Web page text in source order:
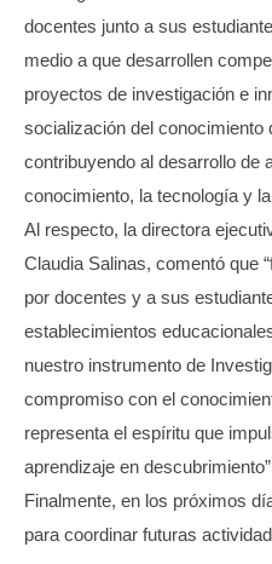
docentes junto a sus
medio a que desarrollen
proyectos de investigación e
socialización del conocimiento
contribuyendo al desarrollo de
conocimiento, la tecnología y
Al respecto, la directora
Claudia Salinas, comentó que
por docentes y a sus
establecimientos
nuestro instrumento de
compromiso con el
representa el espíritu que
aprendizaje en
Finalmente, en los próximos
para coordinar futuras